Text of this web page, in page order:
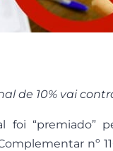
de 10% vai
foi “premiado”
nº